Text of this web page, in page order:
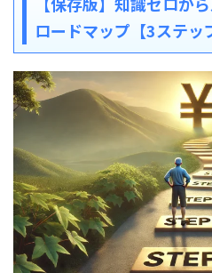
ロードマップ【3ステッ